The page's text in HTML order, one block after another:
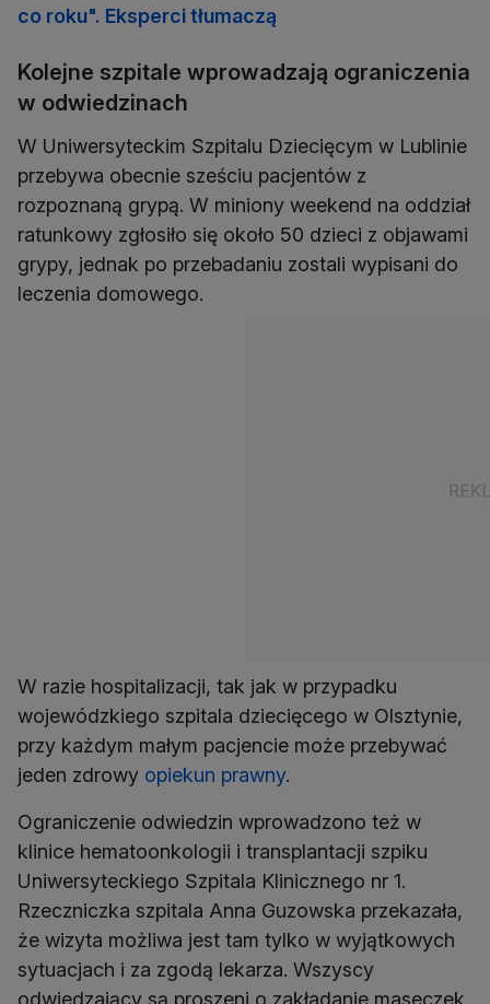
co roku". Eksperci tłumaczą
Kolejne szpitale wprowadzają ograniczenia
w odwiedzinach
W Uniwersyteckim Szpitalu Dziecięcym w Lublinie
przebywa obecnie sześciu pacjentów z
rozpoznaną grypą. W miniony weekend na oddział
ratunkowy zgłosiło się około 50 dzieci z objawami
grypy, jednak po przebadaniu zostali wypisani do
leczenia domowego.
W razie hospitalizacji, tak jak w przypadku
wojewódzkiego szpitala dziecięcego w Olsztynie,
przy każdym małym pacjencie może przebywać
jeden zdrowy opiekun prawny.
Ograniczenie odwiedzin wprowadzono też w
klinice hematoonkologii i transplantacji szpiku
Uniwersyteckiego Szpitala Klinicznego nr 1.
Rzeczniczka szpitala Anna Guzowska przekazała,
że wizyta możliwa jest tam tylko w wyjątkowych
sytuacjach i za zgodą lekarza. Wszyscy
odwiedzający są proszeni o zakładanie maseczek